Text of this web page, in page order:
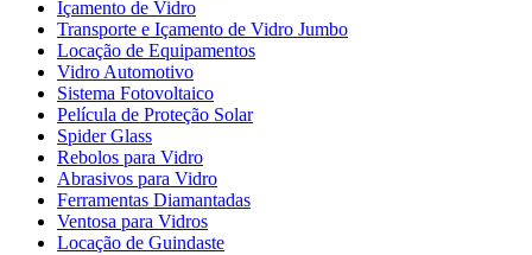
Içamento de Vidro
Transporte e Içamento de Vidro Jumbo
Locação de Equipamentos
Vidro Automotivo
Sistema Fotovoltaico
Película de Proteção Solar
Spider Glass
Rebolos para Vidro
Abrasivos para Vidro
Ferramentas Diamantadas
Ventosa para Vidros
Locação de Guindaste